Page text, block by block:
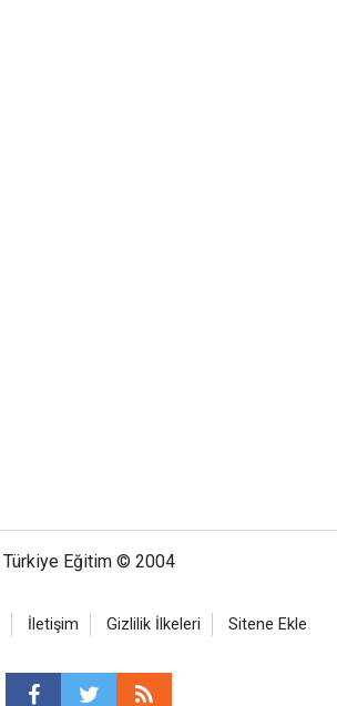
Türkiye Eğitim © 2004
İletişim Gizlilik İlkeleri Sitene Ekle